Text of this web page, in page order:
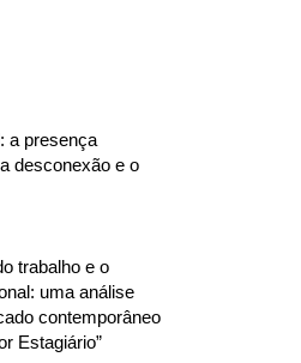
a presença
desconexão e o
trabalho e o
uma análise
contemporâneo
Estagiário”